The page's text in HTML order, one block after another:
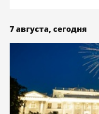
7 августа, сегодня